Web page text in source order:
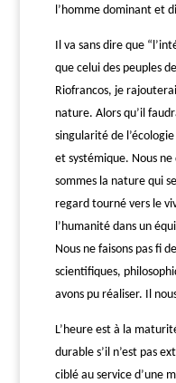
l’homme dominant et
Il va sans dire que
que celui des peuples
Riofrancos, je
nature. Alors qu’il
singularité de
et systémique. Nous
sommes la nature qui
regard tourné vers le
l’humanité dans un
Nous ne faisons pas fi
scientifiques,
avons pu réaliser. Il
L’heure est à la
durable s’il n’est pas
ciblé au service d’une